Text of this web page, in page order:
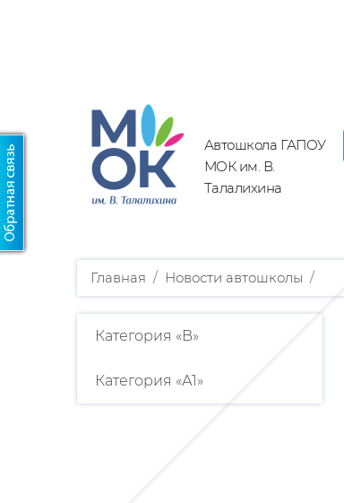
Автошкола ГАПОУ
МОК им. В.
Талалихина
Главная / Новости автошколы /
Категория «B»
Категория «А1»